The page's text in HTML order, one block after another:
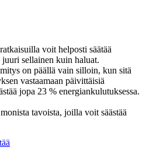
voit helposti säätää
sellainen kuin haluat.
on päällä vain silloin, kun sitä
vastaamaan päivittäisiä
jopa 23 % energiankulutuksessa.
tavoista, joilla voit säästää